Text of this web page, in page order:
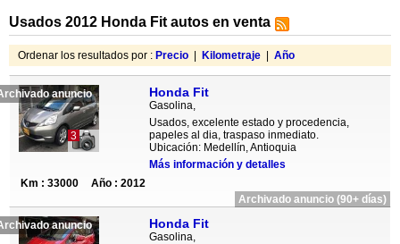
Usados 2012 Honda Fit autos en venta
Ordenar los resultados por : Precio Kilometraje Año
anuncio
3
Honda Fit
Gasolina,
Usados, excelente estado y procedencia,
papeles al dia, traspaso inmediato.
Ubicación: Medellín, Antioquia
Más información y detalles
Km : 33000
Año : 2012
Archivado anuncio (90+ días)
anuncio Honda Fit
Gasolina,